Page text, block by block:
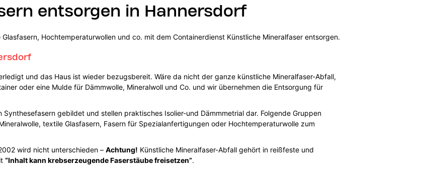
entsorgen in Hannersdorf
Hochtemperaturwollen und co. mit dem Containerdienst Künstliche Mineralfaser entsorgen.
und das Haus ist wieder bezugsbereit. Wäre da nicht der ganze künstliche Mineralfaser-Abfall,
oder eine Mulde für Dämmwolle, Mineralwoll und Co. und wir übernehmen die Entsorgung für
gebildet und stellen praktisches Isolier-und Dämmmetrial dar. Folgende Gruppen
textile Glasfasern, Fasern für Spezialanfertigungen oder Hochtemperaturwolle zum
wird nicht unterschieden – Achtung! Künstliche Mineralfaser-Abfall gehört in reißfeste und
“Inhalt kann krebserzeugende Faserstäube freisetzen”.